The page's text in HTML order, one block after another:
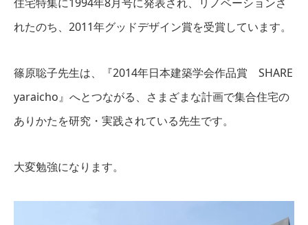
れたのち、2011年グッドデザイン賞を受賞しています。
篠原聡子先生は、『2014年日本建築学会作品賞 SHARE
yaraicho』へとつながる、さまざまな計画で集合住宅の
ありかたを研究・実践されている先生です。
大変勉強になります。